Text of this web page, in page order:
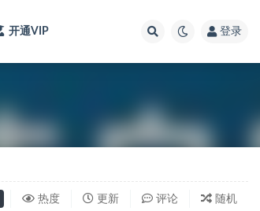
开通VIP 登录
热度 更新 评论 随机